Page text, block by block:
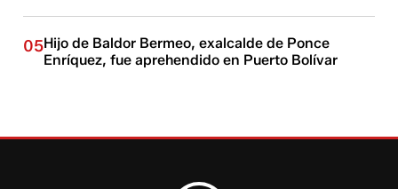
05Hijo de Baldor Bermeo, exalcalde de Ponce
Enríquez, fue aprehendido en Puerto Bolívar